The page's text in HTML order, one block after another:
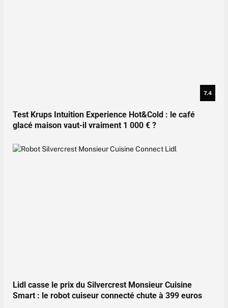
7.4
Test Krups Intuition Experience Hot&Cold : le café
glacé maison vaut-il vraiment 1 000 € ?
Lidl casse le prix du Silvercrest Monsieur Cuisine
Smart : le robot cuiseur connecté chute à 399 euros